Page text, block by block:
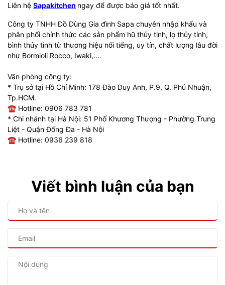
Liên hệ Sapakitchen ngay để được báo giá tốt nhất.
Công ty TNHH Đồ Dùng Gia đình Sapa chuyên nhập khẩu và
phân phối chính thức các sản phẩm hũ thủy tinh, lọ thủy tinh,
bình thủy tinh từ thương hiệu nổi tiếng, uy tín, chất lượng lâu đời
như Bormioli Rocco, Iwaki,....
Văn phòng công ty:
* Trụ sở tại Hồ Chí Minh: 178 Đào Duy Anh, P.9, Q. Phú Nhuận,
Tp.HCM.
☎ Hotline: 0906 783 781
* Chi nhánh tại Hà Nội: 51 Phố Khương Thượng - Phường Trung
Liệt - Quận Đống Đa - Hà Nội
☎ Hotline: 0936 239 818
Viết bình luận của bạn